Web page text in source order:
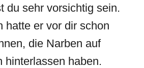
du sehr vorsichtig sein.
hatte er vor dir schon
die Narben auf
hinterlassen haben.